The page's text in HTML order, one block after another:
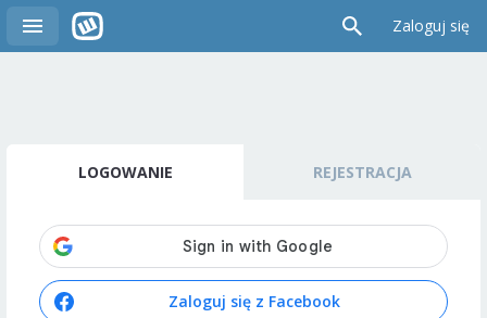
Zaloguj się
LOGOWANIE REJESTRACJA
Zaloguj się z Facebook